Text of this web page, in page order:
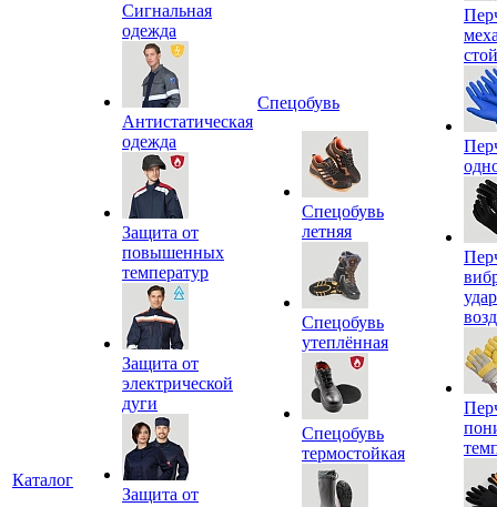
Каталог
Сигнальная
одежда
Антистатическая
одежда
Защита от
повышенных
температур
Защита от
электрической
дуги
Защита от
Спецобувь
Спецобувь
летняя
Спецобувь
утеплённая
Спецобувь
термостойкая